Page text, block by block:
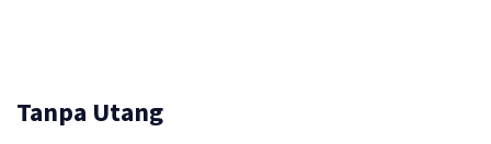
Tanpa Utang